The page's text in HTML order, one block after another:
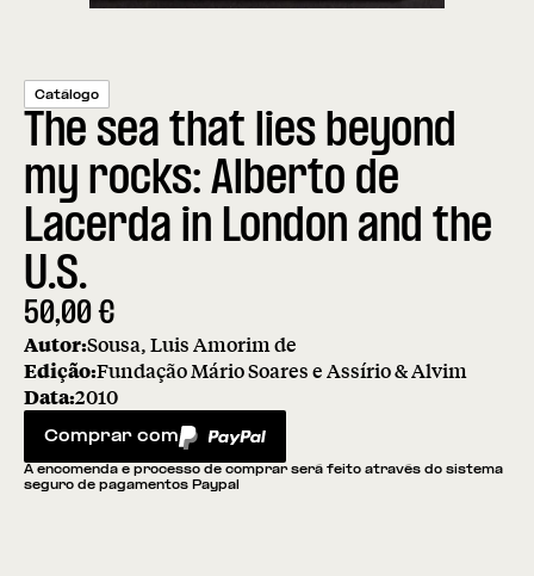
Catálogo
The sea that lies beyond
my rocks: Alberto de
Lacerda in London and the
U.S.
50,00€
Autor:Sousa, Luis Amorim de
Edição:Fundação Mário Soares e Assírio & Alvim
Data:2010
Comprar com
PayPal
A encomenda e processo de comprar será feito através do sistema
seguro de pagamentos Paypal